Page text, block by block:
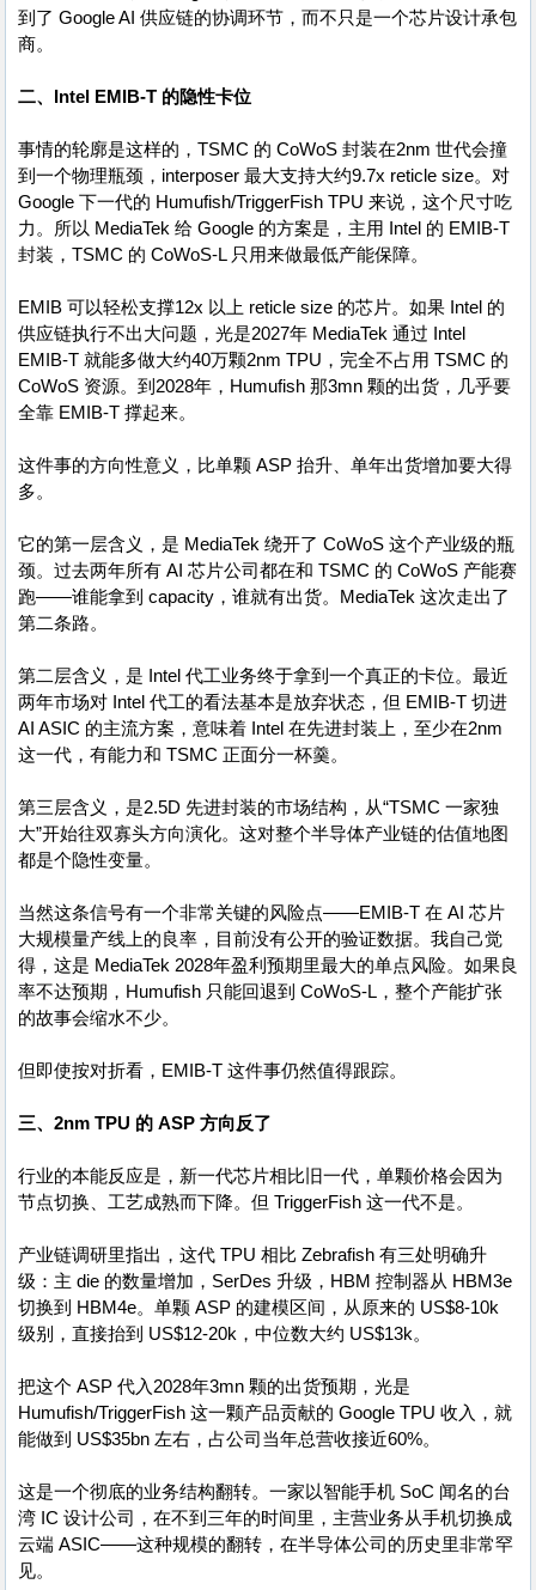
到了 Google AI 供应链的协调环节，而不只是一个芯片设计承包
商。
二、Intel EMIB-T 的隐性卡位
事情的轮廓是这样的，TSMC 的 CoWoS 封装在2nm 世代会撞
到一个物理瓶颈，interposer 最大支持大约9.7x reticle size。对
Google 下一代的 Humufish/TriggerFish TPU 来说，这个尺寸吃
力。所以 MediaTek 给 Google 的方案是，主用 Intel 的 EMIB-T
封装，TSMC 的 CoWoS-L 只用来做最低产能保障。
EMIB 可以轻松支撑12x 以上 reticle size 的芯片。如果 Intel 的
供应链执行不出大问题，光是2027年 MediaTek 通过 Intel
EMIB-T 就能多做大约40万颗2nm TPU，完全不占用 TSMC 的
CoWoS 资源。到2028年，Humufish 那3mn 颗的出货，几乎要
全靠 EMIB-T 撑起来。
这件事的方向性意义，比单颗 ASP 抬升、单年出货增加要大得
多。
它的第一层含义，是 MediaTek 绕开了 CoWoS 这个产业级的瓶
颈。过去两年所有 AI 芯片公司都在和 TSMC 的 CoWoS 产能赛
跑——谁能拿到 capacity，谁就有出货。MediaTek 这次走出了
第二条路。
第二层含义，是 Intel 代工业务终于拿到一个真正的卡位。最近
两年市场对 Intel 代工的看法基本是放弃状态，但 EMIB-T 切进
AI ASIC 的主流方案，意味着 Intel 在先进封装上，至少在2nm
这一代，有能力和 TSMC 正面分一杯羹。
第三层含义，是2.5D 先进封装的市场结构，从“TSMC 一家独
大”开始往双寡头方向演化。这对整个半导体产业链的估值地图
都是个隐性变量。
当然这条信号有一个非常关键的风险点——EMIB-T 在 AI 芯片
大规模量产线上的良率，目前没有公开的验证数据。我自己觉
得，这是 MediaTek 2028年盈利预期里最大的单点风险。如果良
率不达预期，Humufish 只能回退到 CoWoS-L，整个产能扩张
的故事会缩水不少。
但即使按对折看，EMIB-T 这件事仍然值得跟踪。
三、2nm TPU 的 ASP 方向反了
行业的本能反应是，新一代芯片相比旧一代，单颗价格会因为
节点切换、工艺成熟而下降。但 TriggerFish 这一代不是。
产业链调研里指出，这代 TPU 相比 Zebrafish 有三处明确升
级：主 die 的数量增加，SerDes 升级，HBM 控制器从 HBM3e
切换到 HBM4e。单颗 ASP 的建模区间，从原来的 US$8-10k
级别，直接抬到 US$12-20k，中位数大约 US$13k。
把这个 ASP 代入2028年3mn 颗的出货预期，光是
Humufish/TriggerFish 这一颗产品贡献的 Google TPU 收入，就
能做到 US$35bn 左右，占公司当年总营收接近60%。
这是一个彻底的业务结构翻转。一家以智能手机 SoC 闻名的台
湾 IC 设计公司，在不到三年的时间里，主营业务从手机切换成
云端 ASIC——这种规模的翻转，在半导体公司的历史里非常罕
见。